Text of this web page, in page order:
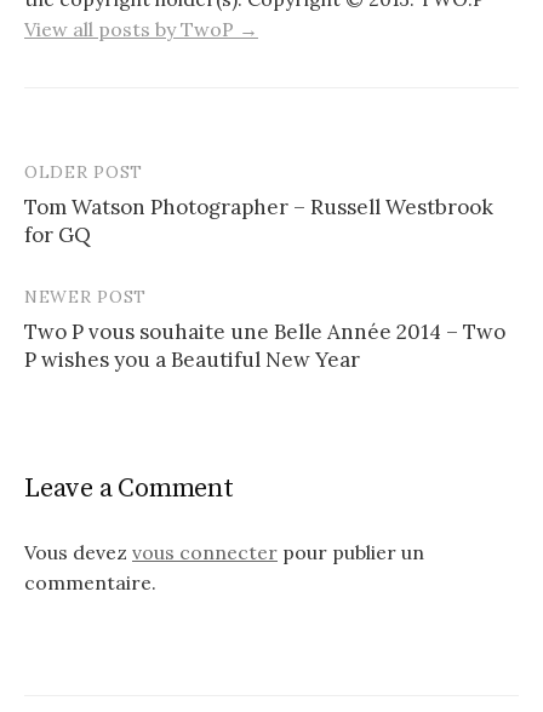
View all posts by TwoP →
Post
navigation
OLDER POST
Tom Watson Photographer – Russell Westbrook
for GQ
NEWER POST
Two P vous souhaite une Belle Année 2014 – Two
P wishes you a Beautiful New Year
Leave a Comment
Vous devez vous connecter pour publier un
commentaire.